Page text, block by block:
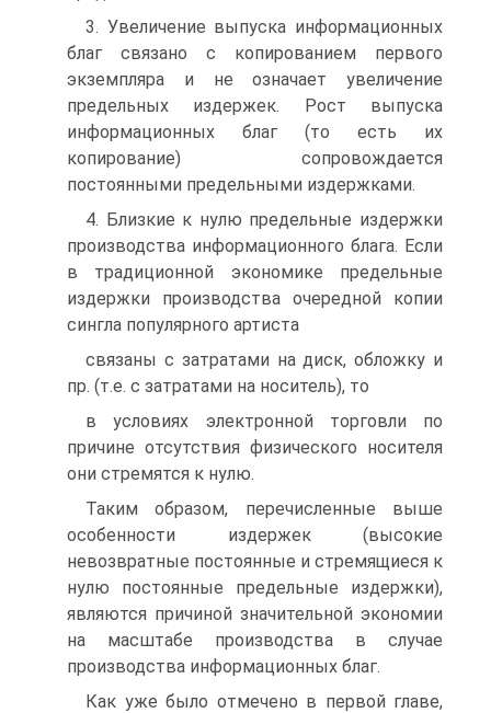
3. Увеличение выпуска информационных
благ связано с копированием первого
экземпляра и не означает увеличение
предельных издержек. Рост выпуска
информационных благ (то есть их
копирование) сопровождается
постоянными предельными издержками.
4. Близкие к нулю предельные издержки
производства информационного блага. Если
в традиционной экономике предельные
издержки производства очередной копии
сингла популярного артиста
связаны с затратами на диск, обложку и
пр. (т.е. с затратами на носитель), то
в условиях электронной торговли по
причине отсутствия физического носителя
они стремятся к нулю.
Таким образом, перечисленные выше
особенности издержек (высокие
невозвратные постоянные и стремящиеся к
нулю постоянные предельные издержки),
являются причиной значительной экономии
на масштабе производства в случае
производства информационных благ.
Как уже было отмечено в первой главе,